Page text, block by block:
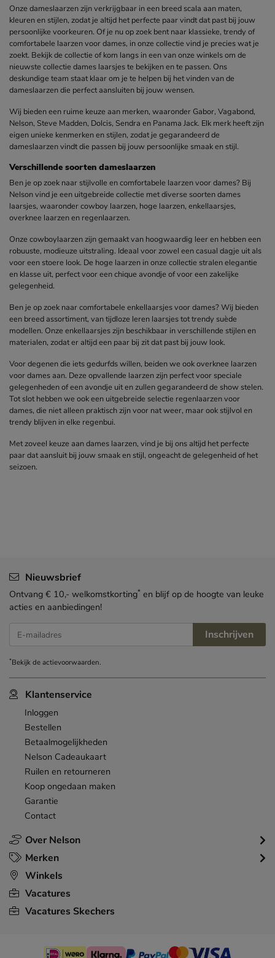
Onze dameslaarzen zijn verkrijgbaar in een breed scala aan maten,
kleuren en stijlen, zodat je altijd het perfecte paar vindt dat past bij jouw
persoonlijke voorkeuren. Of je nu op zoek bent naar klassieke, trendy of
comfortabele laarzen voor dames, in onze collectie vind je precies wat je
zoekt. Bekijk de collectie of kom langs in een van onze winkels om de
nieuwste collectie dames laarsjes te bekijken en te passen. Ons
deskundige team staat klaar om je te helpen bij het vinden van de
dameslaarzen die perfect aansluiten bij jouw wensen.
Wij bieden een ruime keuze aan merken, waaronder Gabor, Vagabond,
Nelson, Steve Madden, Dolcis, Sendra en Panama Jack. Elk merk heeft zijn
eigen unieke kenmerken en stijlen, zodat je gegarandeerd de
dameslaarzen vindt die passen bij jouw persoonlijke smaak en stijl.
Verschillende soorten dameslaarzen
Ben je op zoek naar stijlvolle en comfortabele laarzen voor dames? Bij
Nelson vind je een uitgebreide collectie met diverse soorten dames
laarsjes, waaronder cowboy laarzen, hoge laarzen, enkellaarsjes,
overknee laarzen en regenlaarzen.
Onze cowboylaarzen zijn gemaakt van hoogwaardig leer en hebben een
robuuste, modieuze uitstraling. Ideaal voor zowel een casual dagje uit als
voor een stoere look. De hoge laarzen in onze collectie stralen elegantie
en klasse uit, perfect voor een chique avondje of voor een zakelijke
gelegenheid.
Ben je op zoek naar comfortabele enkellaarsjes voor dames? Wij bieden
een breed assortiment, van tijdloze leren laarsjes tot trendy suède
modellen. Onze enkellaarsjes zijn beschikbaar in verschillende stijlen en
materialen, zodat er altijd een paar bij zit dat past bij jouw look.
Voor degenen die iets gedurfds willen, beiden we ook overknee laarzen
voor dames aan. Deze opvallende laarzen zijn perfect voor speciale
gelegenheden of een avondje uit en zullen gegarandeerd de show stelen.
Tot slot hebben we ook een uitgebreide selectie regenlaarzen voor
dames, die niet alleen praktisch zijn voor nat weer, maar ook stijlvol en
trendy blijven in elke regenbui.
Met zoveel keuze aan dames laarzen, vind je bij ons altijd het perfecte
paar dat aansluit bij jouw smaak en stijl, ongeacht de gelegenheid of het
seizoen.
Over Nelson
Klantenservice
Inloggen
Bestellen
Betaalmogelijkheden
Nelson Cadeaukaart
Ruilen en retourneren
Koop ongedaan maken
Garantie
Contact
Merken
Winkels
Vacatures
Vacatures Skechers
Nieuwsbrief
Ontvang € 10,- welkomstkorting* en blijf op de hoogte van leuke
acties en aanbiedingen!
E-mailadres Inschrijven
*Bekijk deactievoorwaarden.